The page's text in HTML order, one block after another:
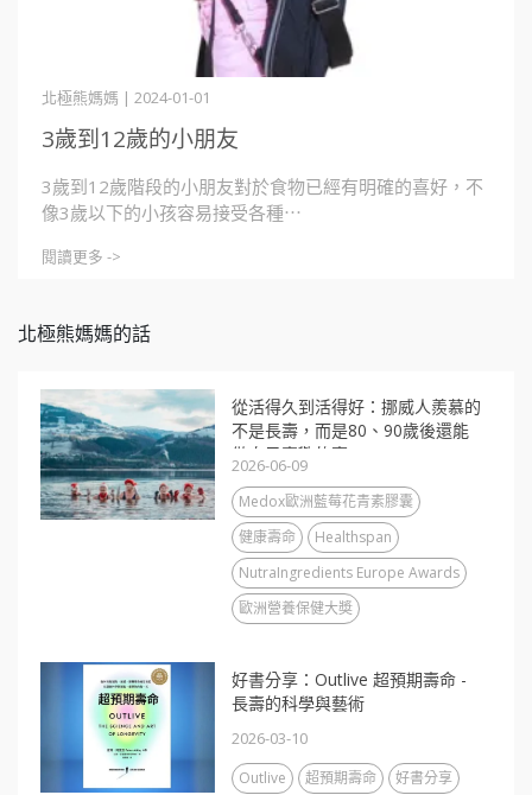
3歲到12歲的小朋友
北極熊媽媽 | 2024-01-01
3歲到12歲階段的小朋友對於食物已經有明確的喜好，不
像3歲以下的小孩容易接受各種⋯
閱讀更多 ->
北極熊媽媽的話
從活得久到活得好：挪威人羨慕的
不是長壽，而是80、90歲後還能
做自己喜歡的事
2026-06-09
Medox歐洲藍莓花青素膠囊
健康壽命
Healthspan
NutraIngredients Europe Awards
歐洲營養保健大奬
好書分享：Outlive 超預期壽命 -
長壽的科學與藝術
2026-03-10
Outlive 超預期壽命 好書分享